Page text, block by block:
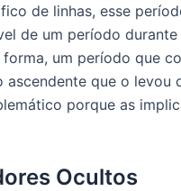
de linhas, esse
de um período
forma, um período que
ascendente que o levou
porque as
Ocultos